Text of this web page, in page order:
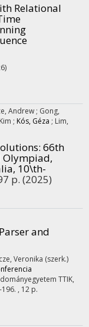
Relational
Andrew ; Gong,
; Kós, Géza ; Lim,
: 66th
10\th-
p. (2025)
and
Veronika (szerk.)
TTIK,
, 12 p.